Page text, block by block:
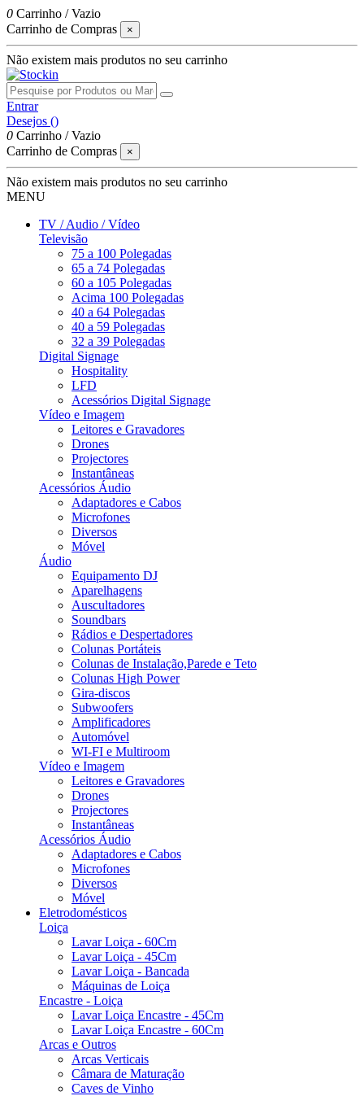
0 Carrinho /Vazio
Carrinho de Compras
×
Não existem mais produtos no seu carrinho
Entrar
Desejos ()
0 Carrinho /Vazio
Carrinho de Compras
×
Não existem mais produtos no seu carrinho
MENU
TV / Audio / Vídeo
Televisão
75 a 100 Polegadas
65 a 74 Polegadas
60 a 105 Polegadas
Acima 100 Polegadas
40 a 64 Polegadas
40 a 59 Polegadas
32 a 39 Polegadas
Digital Signage
Hospitality
LFD
Acessórios Digital Signage
Vídeo e Imagem
Leitores e Gravadores
Drones
Projectores
Instantâneas
Acessórios Áudio
Adaptadores e Cabos
Microfones
Diversos
Móvel
Áudio
Equipamento DJ
Aparelhagens
Auscultadores
Soundbars
Rádios e Despertadores
Colunas Portáteis
Colunas de Instalação,Parede e Teto
Colunas High Power
Gira-discos
Subwoofers
Amplificadores
Automóvel
WI-FI e Multiroom
Vídeo e Imagem
Leitores e Gravadores
Drones
Projectores
Instantâneas
Acessórios Áudio
Adaptadores e Cabos
Microfones
Diversos
Móvel
Eletrodomésticos
Loiça
Lavar Loiça - 60Cm
Lavar Loiça - 45Cm
Lavar Loiça - Bancada
Máquinas de Loiça
Encastre - Loiça
Lavar Loiça Encastre - 45Cm
Lavar Loiça Encastre - 60Cm
Arcas e Outros
Arcas Verticais
Câmara de Maturação
Caves de Vinho